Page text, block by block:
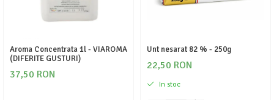
Aroma Concentrata 1l - VIAROMA
(DIFERITE GUSTURI)
37,50 RON
Unt nesarat 82 % - 250g
22,50 RON
In stoc